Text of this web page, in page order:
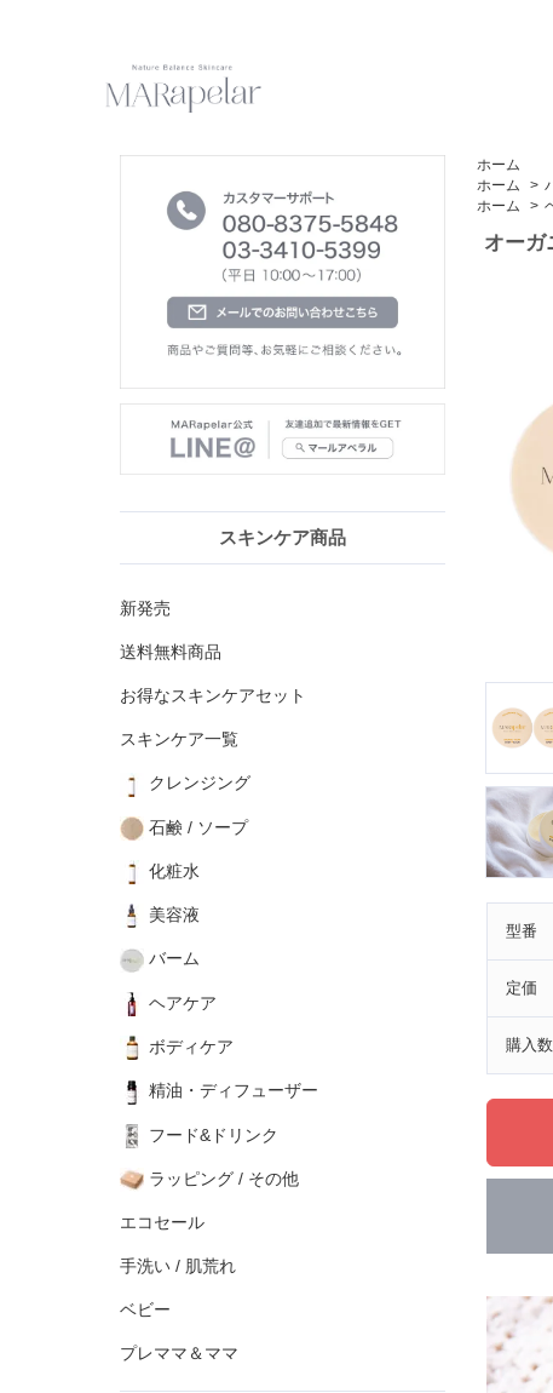
ホーム
ホーム
>
ホーム
>
オーガ
型番
定価
購入数
スキンケア商品
新発売
送料無料商品
お得なスキンケアセット
スキンケア一覧
クレンジング
石鹸 / ソープ
化粧水
美容液
バーム
ヘアケア
ボディケア
精油・ディフューザー
フード&ドリンク
ラッピング / その他
エコセール
手洗い / 肌荒れ
ベビー
プレママ＆ママ